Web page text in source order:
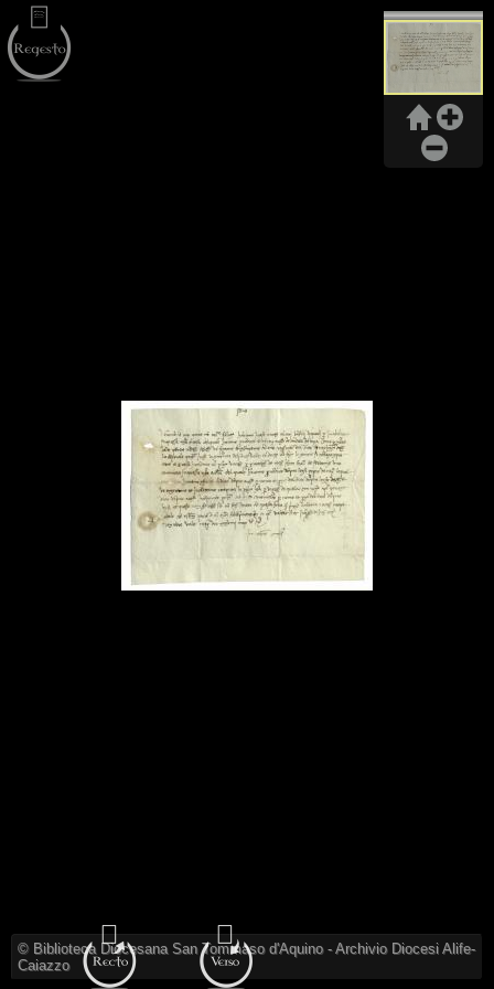
© Biblioteca Diocesana San Tommaso d'Aquino - Archivio Diocesi Alife-
Caiazzo